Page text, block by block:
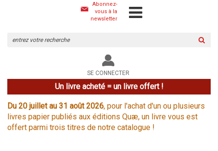
Abonnez-
vous à la
newsletter
le
site
SE CONNECTER
Un livre acheté = un livre offert !
Du 20 juillet au 31 août 2026, pour l'achat d'un ou plusieurs
livres papier publiés aux éditions Quæ, un livre vous est
offert parmi trois titres de notre catalogue !